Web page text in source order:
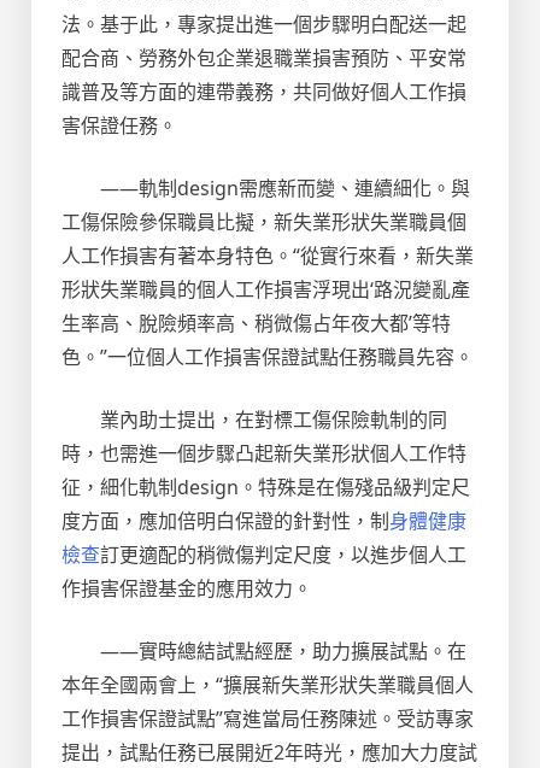
法。基于此，專家提出進一個步驟明白配送一起
配合商、勞務外包企業退職業損害預防、平安常
識普及等方面的連帶義務，共同做好個人工作損
害保證任務。
——軌制design需應新而變、連續細化。與
工傷保險參保職員比擬，新失業形狀失業職員個
人工作損害有著本身特色。“從實行來看，新失業
形狀失業職員的個人工作損害浮現出‘路況變亂產
生率高、脫險頻率高、稍微傷占年夜大都’等特
色。”一位個人工作損害保證試點任務職員先容。
業內助士提出，在對標工傷保險軌制的同
時，也需進一個步驟凸起新失業形狀個人工作特
征，細化軌制design。特殊是在傷殘品級判定尺
度方面，應加倍明白保證的針對性，制身體健康
檢查訂更適配的稍微傷判定尺度，以進步個人工
作損害保證基金的應用效力。
——實時總結試點經歷，助力擴展試點。在
本年全國兩會上，“擴展新失業形狀失業職員個人
工作損害保證試點”寫進當局任務陳述。受訪專家
提出，試點任務已展開近2年時光，應加大力度試